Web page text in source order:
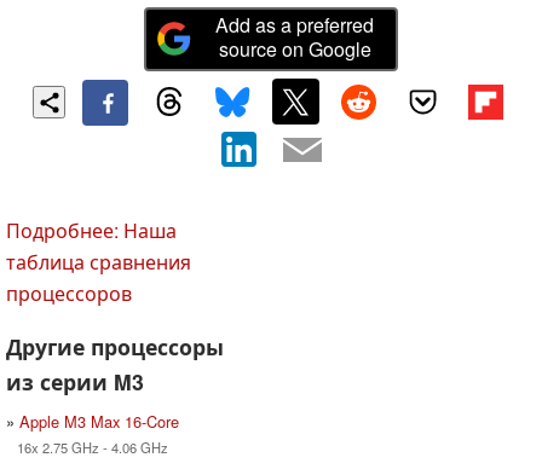
Add as a preferred
source on Google
Подробнее: Наша
таблица сравнения
процессоров
Другие процессоры
из серии M3
» Apple M3 Max 16-Core
16x 2.75 GHz - 4.06 GHz